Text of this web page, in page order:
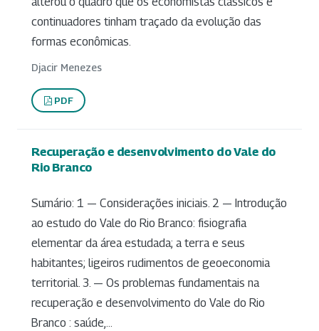
continuadores tinham traçado da evolução das
formas econômicas.
Djacir Menezes
PDF
Recuperação e desenvolvimento do Vale do
Rio Branco
Sumário: 1 — Considerações iniciais. 2 — Introdução
ao estudo do Vale do Rio Branco: fisiografia
elementar da área estudada; a terra e seus
habitantes; ligeiros rudimentos de geoeconomia
territorial. 3. — Os problemas fundamentais na
recuperação e desenvolvimento do Vale do Rio
Branco : saúde,...